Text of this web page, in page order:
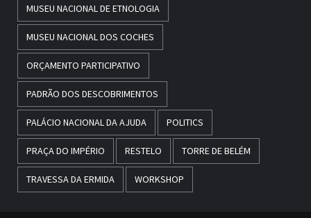
MUSEU NACIONAL DE ETNOLOGIA
MUSEU NACIONAL DOS COCHES
ORÇAMENTO PARTICIPATIVO
PADRÃO DOS DESCOBRIMENTOS
PALÁCIO NACIONAL DA AJUDA POLITICS
PRAÇA DO IMPÉRIO RESTELO TORRE DE BELÉM
TRAVESSA DA ERMIDA WORKSHOP